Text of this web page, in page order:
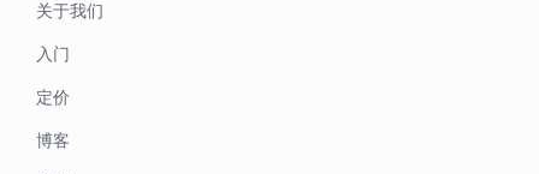
关于我们
入门
定价
博客